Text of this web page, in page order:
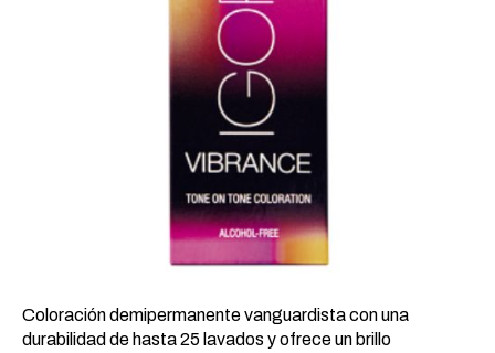
Coloración demipermanente vanguardista con una
durabilidad de hasta 25 lavados y ofrece un brillo